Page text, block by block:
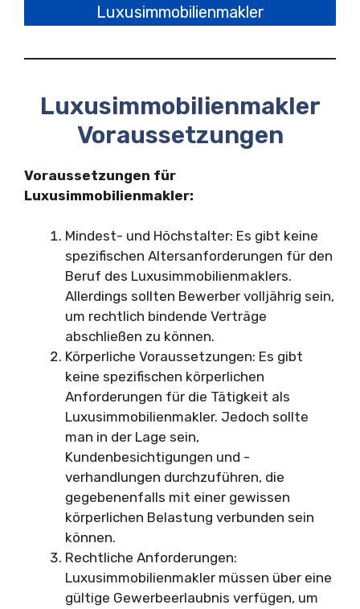
Luxusimmobilienmakler
Luxusimmobilienmakler
Voraussetzungen
Voraussetzungen für
Luxusimmobilienmakler:
Mindest- und Höchstalter: Es gibt keine
spezifischen Altersanforderungen für den
Beruf des Luxusimmobilienmaklers.
Allerdings sollten Bewerber volljährig sein,
um rechtlich bindende Verträge
abschließen zu können.
Körperliche Voraussetzungen: Es gibt
keine spezifischen körperlichen
Anforderungen für die Tätigkeit als
Luxusimmobilienmakler. Jedoch sollte
man in der Lage sein,
Kundenbesichtigungen und -
verhandlungen durchzuführen, die
gegebenenfalls mit einer gewissen
körperlichen Belastung verbunden sein
können.
Rechtliche Anforderungen:
Luxusimmobilienmakler müssen über eine
gültige Gewerbeerlaubnis verfügen, um